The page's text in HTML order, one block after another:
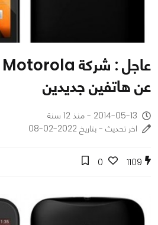
عن هاتفين جديدين
2014-05-13 - منذ 12 سنة
اخر تحديث - بتاريخ 2022-02-08
1109
0